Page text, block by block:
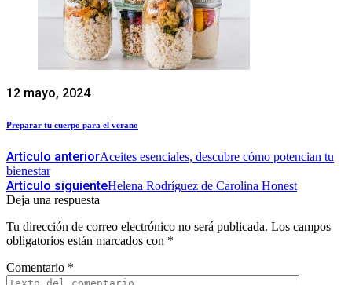
12 mayo, 2024
Preparar tu cuerpo para el verano
Artículo anteriorAceites esenciales, descubre cómo potencian tu
bienestar
Artículo siguienteHelena Rodríguez de Carolina Honest
Deja una respuesta
Tu dirección de correo electrónico no será publicada. Los campos
obligatorios están marcados con *
Comentario *